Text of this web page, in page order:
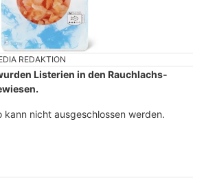
REDAKTION
Listerien in den Rauchlachs-
kann nicht ausgeschlossen werden.